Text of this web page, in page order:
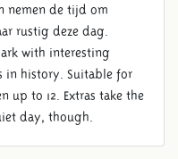
nemen de tijd om
rustig deze dag.
with interesting
in history. Suitable for
up to 12. Extras take the
day, though.